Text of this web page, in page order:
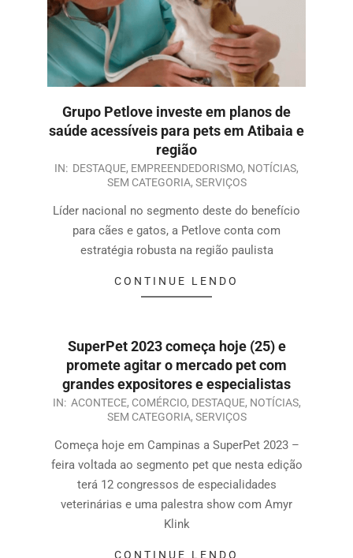
Grupo Petlove investe em planos de
saúde acessíveis para pets em Atibaia e
região
IN: DESTAQUE, EMPREENDEDORISMO, NOTÍCIAS,
SEM CATEGORIA, SERVIÇOS
Líder nacional no segmento deste do benefício
para cães e gatos, a Petlove conta com
estratégia robusta na região paulista
CONTINUE LENDO
SuperPet 2023 começa hoje (25) e
promete agitar o mercado pet com
grandes expositores e especialistas
IN: ACONTECE, COMÉRCIO, DESTAQUE, NOTÍCIAS,
SEM CATEGORIA, SERVIÇOS
Começa hoje em Campinas a SuperPet 2023 –
feira voltada ao segmento pet que nesta edição
terá 12 congressos de especialidades
veterinárias e uma palestra show com Amyr
Klink
CONTINUE LENDO